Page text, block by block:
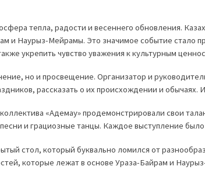
тепла, радости и весеннего обновления.
и Наурыз-Мейрамы. Это значимое событие стало
укрепить чувство уважения к культурным
но и просвещение. Организатор и
рассказать о их происхождении и обычаях.
«Адемау» продемонстрировали свои
и грациозные танцы. Каждое выступление
стол, который буквально ломился от
которые лежат в основе Ураза-Байрам и